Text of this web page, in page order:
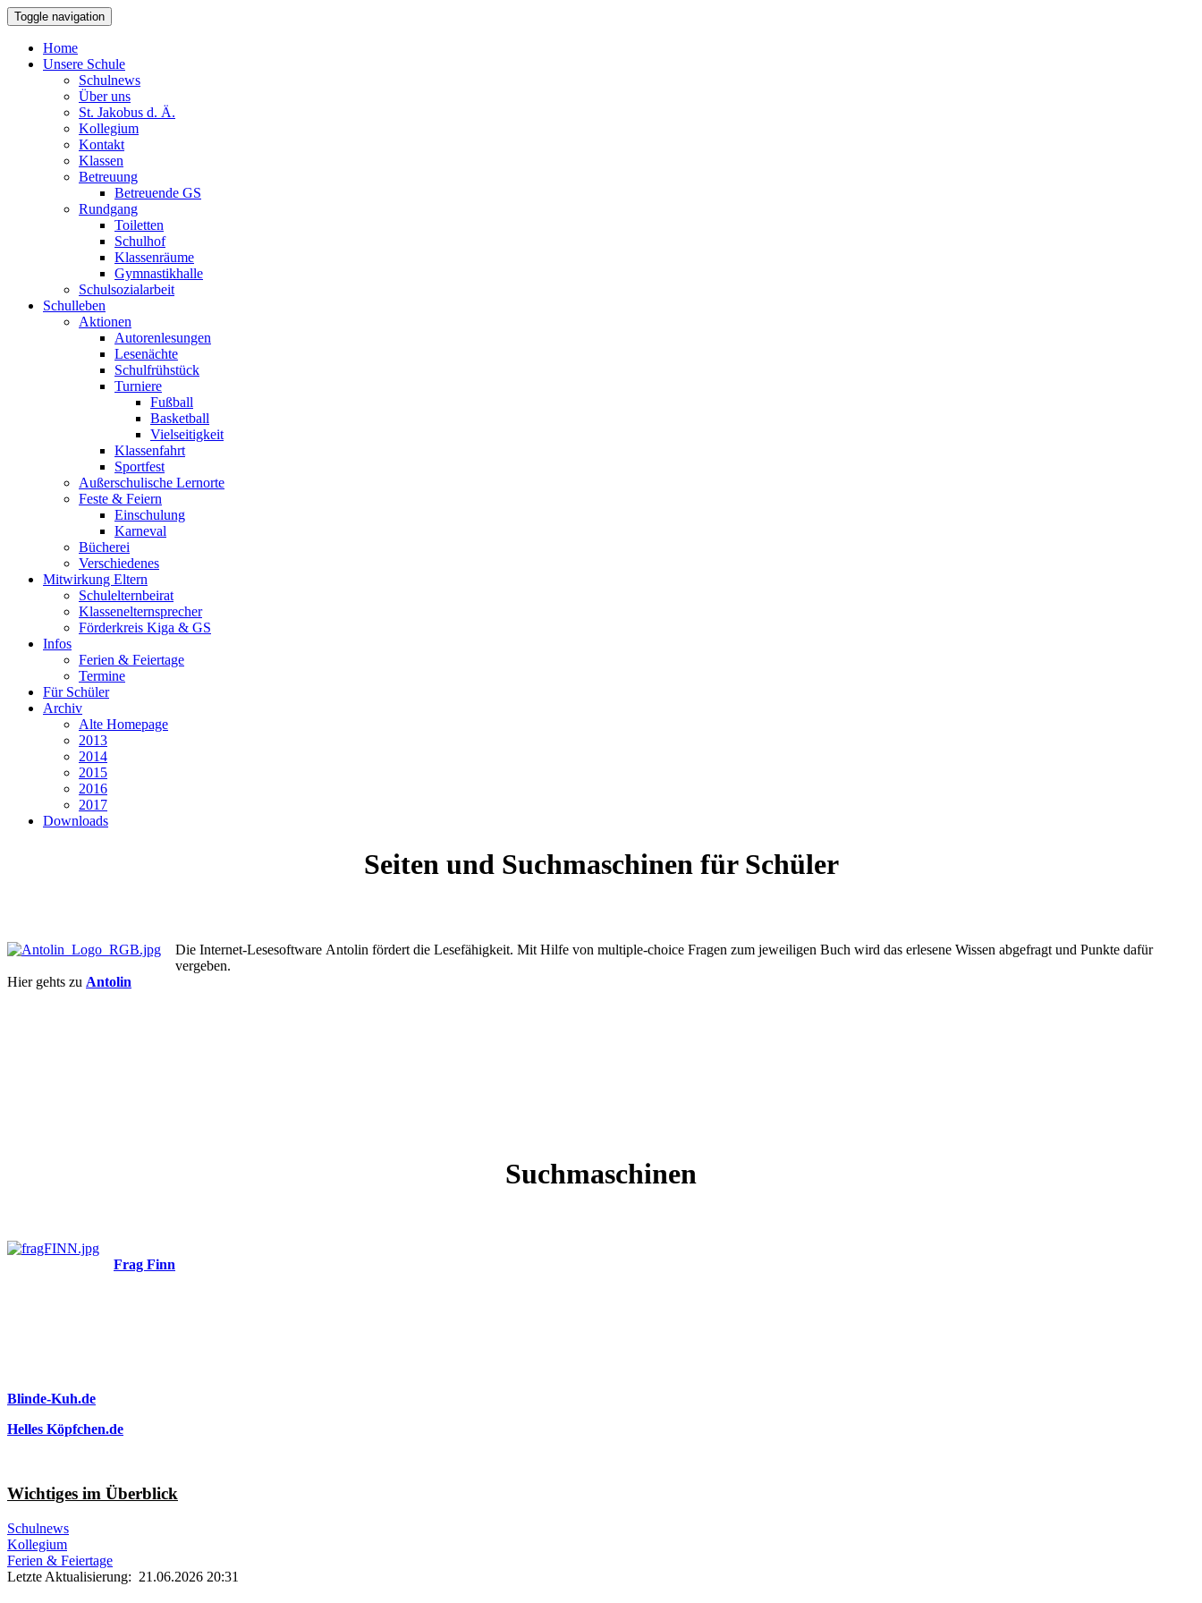
Toggle navigation
Home
Unsere Schule
Schulnews
Über uns
St. Jakobus d. Ä.
Kollegium
Kontakt
Klassen
Betreuung
Betreuende GS
Rundgang
Toiletten
Schulhof
Klassenräume
Gymnastikhalle
Schulsozialarbeit
Schulleben
Aktionen
Autorenlesungen
Lesenächte
Schulfrühstück
Turniere
Fußball
Basketball
Vielseitigkeit
Klassenfahrt
Sportfest
Außerschulische Lernorte
Feste & Feiern
Einschulung
Karneval
Bücherei
Verschiedenes
Mitwirkung Eltern
Schulelternbeirat
Klassenelternsprecher
Förderkreis Kiga & GS
Infos
Ferien & Feiertage
Termine
Für Schüler
Archiv
Alte Homepage
2013
2014
2015
2016
2017
Downloads
Seiten und Suchmaschinen für Schüler
Die Internet-Lesesoftware Antolin fördert die Lesefähigkeit. Mit Hilfe von multiple-choice Fragen zum jeweiligen Buch wird das erlesene Wissen abgefragt und Punkte dafür
vergeben.
Hier gehts zu Antolin
Suchmaschinen
Frag Finn
Blinde-Kuh.de
Helles Köpfchen.de
Wichtiges im Überblick
Schulnews
Kollegium
Ferien & Feiertage
Letzte Aktualisierung: 21.06.2026 20:31